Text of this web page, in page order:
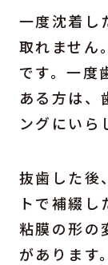
一度沈着し
取れません
です。一度
ある方は、
ングにいら
抜歯した後
トで補綴
粘膜の形の
があります